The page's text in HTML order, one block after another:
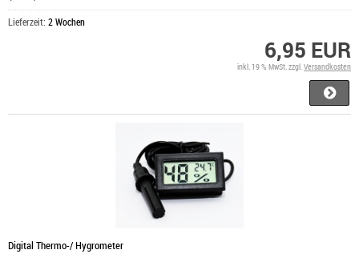
Lieferzeit: 2 Wochen
6,95 EUR
inkl. 19 % MwSt. zzgl. Versandkosten
Digital Thermo-/ Hygrometer